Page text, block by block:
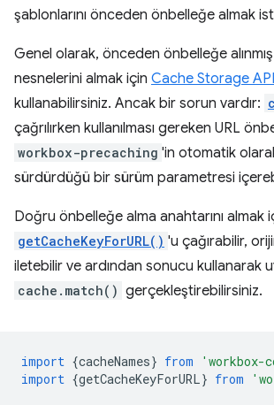
şablonlarını önceden önbelleğe almak
Genel olarak, önceden önbelleğe alınmış
nesnelerini almak için Cache Storage API
kullanabilirsiniz. Ancak bir sorun vardır:
çağrılırken kullanılması gereken URL
workbox-precaching 'in otomatik
sürdürdüğü bir sürüm parametresi
Doğru önbelleğe alma anahtarını almak
getCacheKeyForURL() 'u çağırabilir,
iletebilir ve ardından sonucu kullanarak
cache.match() gerçekleştirebilirsiniz.
import {cacheNames} from 'workbox-
import {getCacheKeyForURL} from